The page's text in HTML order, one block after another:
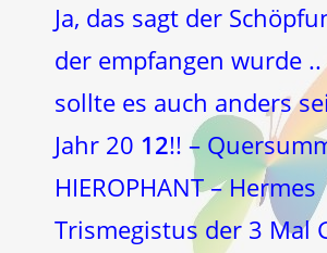
Ja, das sagt der
der empfangen wurde
sollte es auch anders
Jahr 20 12!! –
HIEROPHANT – Hermes
Trismegistus der 3 Mal